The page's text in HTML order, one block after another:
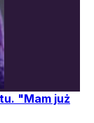
"Mam już